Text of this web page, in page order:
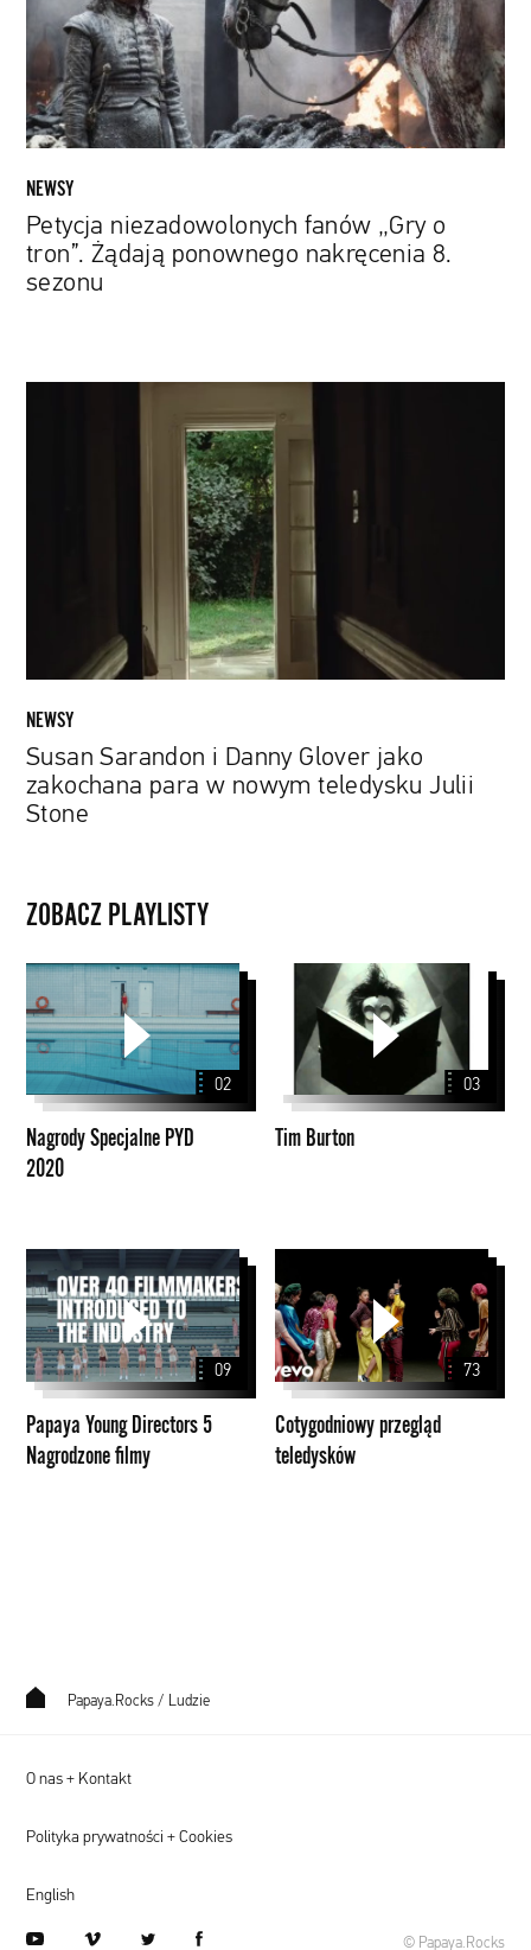
Żądają
ponownego
nakręcenia
8.
sezonu
NEWSY
Petycja niezadowolonych fanów „Gry o
tron”. Żądają ponownego nakręcenia 8.
sezonu
teledysku
Julii
NEWSY
Susan Sarandon i Danny Glover jako
zakochana para w nowym teledysku Julii
Stone
ZOBACZ PLAYLISTY
Nagrody
Specjalne
PYD
02
Nagrody Specjalne PYD
2020
03
Tim Burton
Papaya
Young
Directors
5
Nagrodzone
filmy
09
Papaya Young Directors 5
Nagrodzone filmy
przegląd
teledysków
73
Cotygodniowy przegląd
teledysków
Papaya.Rocks / Ludzie
O nas + Kontakt
Polityka prywatności + Cookies
English
© Papaya.Rocks
youtube vimeo twitter facebook